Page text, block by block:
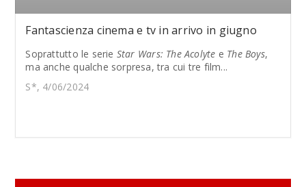
Fantascienza cinema e tv in arrivo in giugno
Soprattutto le serie Star Wars: The Acolyte e The Boys,
ma anche qualche sorpresa, tra cui tre film...
S*, 4/06/2024